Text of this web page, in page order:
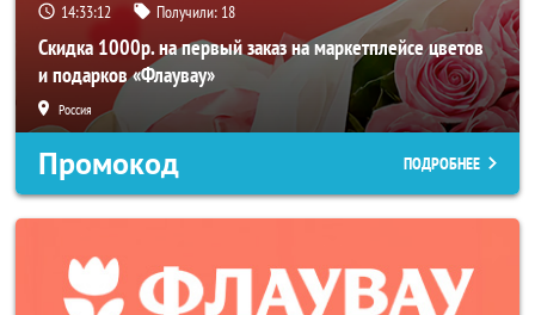
14:33:10 Получили: 18
Скидка 1000р. на первый заказ на маркетплейсе цветов
и подарков «Флаувау»
Россия
Промокод ПОДРОБНЕЕ